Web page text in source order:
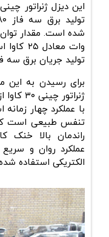
این دیزل ژنراتور
وات
تولید جریان برق سه فاز تا
برای رسیدن به این
با عملکرد چهار
تنفس طبیعی است که
راندمان بالا خنک
عملکرد روان و
الکتریکی استفاده